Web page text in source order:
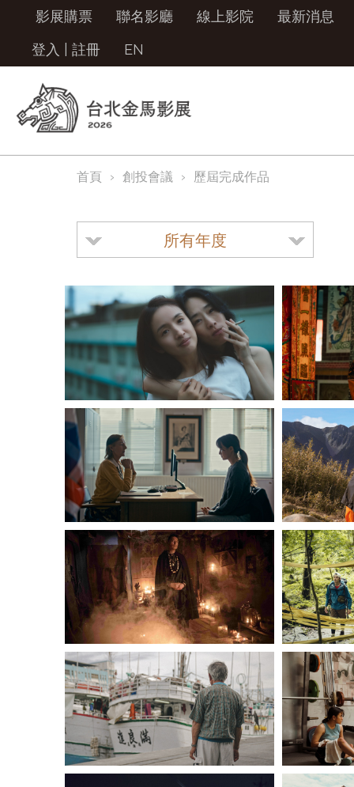
影展購票 聯名影廳 線上影院
最新消息
登入
註冊 EN
首頁 創投會議 歷屆完成作品
所有年度